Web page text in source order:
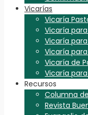
Vicarías
Vicaría
Vicaría
Vicaría
Vicaría
Vicaría de
Vicaría
Recursos
Columna
Revista